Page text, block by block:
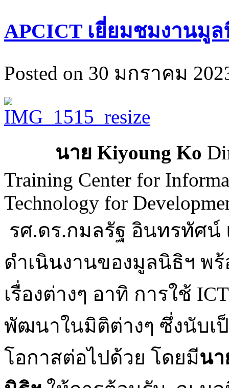
APCICT เยี่ยมชมงานมู
Posted on 30 มกราคม
นาย Kiyoung Ko
Training Center for
Technology for
รศ.ดร.กมลรัฐ อินทรทัศ
ดำเนินงานของมูลนิธิฯ พ
เรื่องต่างๆ อาทิ การใช้
พัฒนาในมิติต่างๆ ซึ่งนับเ
โอกาสต่อไปด้วย โดยมีน